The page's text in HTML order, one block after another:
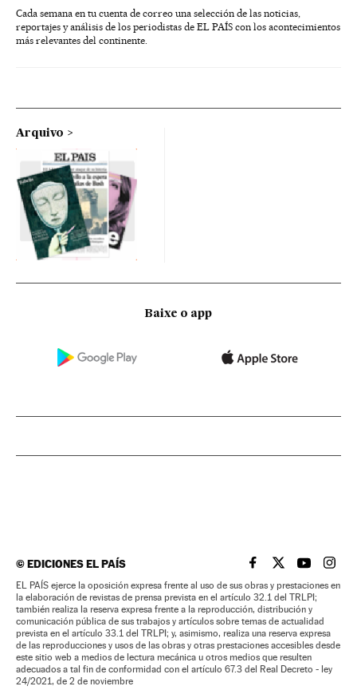
Cada semana en tu cuenta de correo una selección de las noticias,
reportajes y análisis de los periodistas de EL PAÍS con los acontecimientos
más relevantes del continente.
Arquivo
Baixe o app
©EDICIONES EL PAÍS EL PAÍS BRASIL EN
EL PAÍSEL PAÍS
EL
EL PAÍS ejerce la oposición expresa frente al uso de sus obras y prestaciones en
la elaboración de revistas de prensa prevista en el artículo 32.1 del TRLPI;
también realiza la reserva expresa frente a la reproducción, distribución y
comunicación pública de sus trabajos y artículos sobre temas de actualidad
prevista en el artículo 33.1 del TRLPI; y, asimismo, realiza una reserva expresa
de las reproducciones y usos de las obras y otras prestaciones accesibles desde
este sitio web a medios de lectura mecánica u otros medios que resulten
adecuados a tal fin de conformidad con el artículo 67.3 del Real Decreto - ley
24/2021, de 2 de noviembre